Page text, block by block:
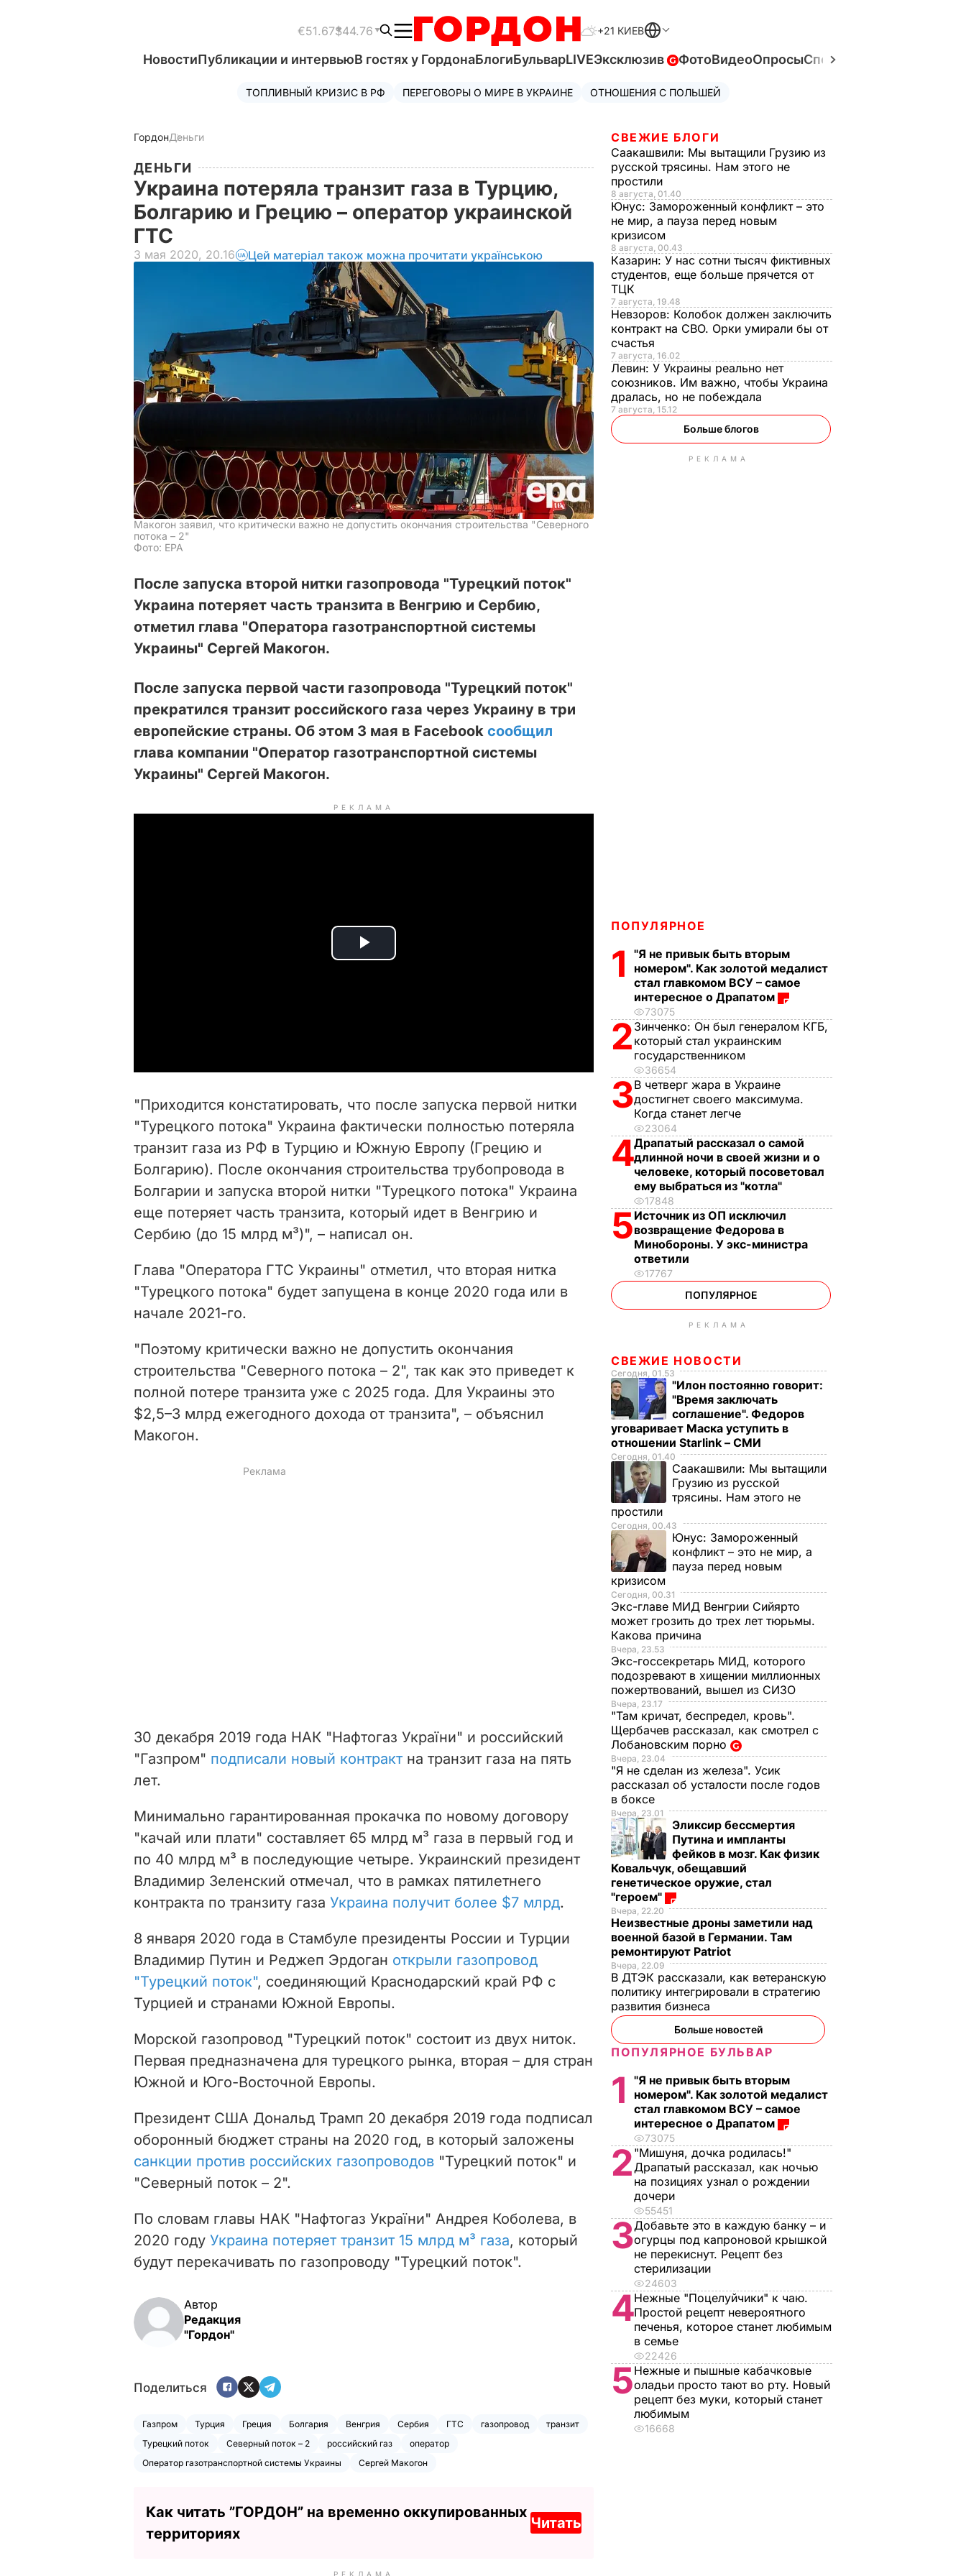
€51.67$44.76 +21 КИЕВ
НовостиПубликации и интервьюВ гостях у ГордонаБлогиБульварLIVEЭксклюзив ФотоВидеоОпросыСпецпроекты
ТОПЛИВНЫЙ КРИЗИС В РФ ПЕРЕГОВОРЫ О МИРЕ В УКРАИНЕ ОТНОШЕНИЯ С ПОЛЬШЕЙ
ГордонДеньги
ДЕНЬГИ
Украина потеряла транзит газа в Турцию,
Болгарию и Грецию – оператор украинской
ГТС
3 мая 2020, 20.16 Цей матеріал також можна прочитати українською
Макогон заявил, что критически важно не допустить окончания строительства "Северного
потока – 2"
Фото: ЕРА
После запуска второй нитки газопровода "Турецкий поток"
Украина потеряет часть транзита в Венгрию и Сербию,
отметил глава "Оператора газотранспортной системы
Украины" Сергей Макогон.
После запуска первой части газопровода "Турецкий поток"
прекратился транзит российского газа через Украину в три
европейские страны. Об этом 3 мая в Facebook сообщил
глава компании "Оператор газотранспортной системы
Украины" Сергей Макогон.
РЕКЛАМА
P
i
d
e
o
"Приходится констатировать, что после запуска первой нитки
"Турецкого потока" Украина фактически полностью потеряла
транзит газа из РФ в Турцию и Южную Европу (Грецию и
Болгарию). После окончания строительства трубопровода в
Болгарии и запуска второй нитки "Турецкого потока" Украина
еще потеряет часть транзита, который идет в Венгрию и
Сербию (до 15 млрд м³)", – написал он.
Глава "Оператора ГТС Украины" отметил, что вторая нитка
"Турецкого потока" будет запущена в конце 2020 года или в
начале 2021-го.
"Поэтому критически важно не допустить окончания
строительства "Северного потока – 2", так как это приведет к
полной потере транзита уже с 2025 года. Для Украины это
$2,5–3 млрд ежегодного дохода от транзита", – объяснил
Макогон.
30 декабря 2019 года НАК "Нафтогаз України" и российский
"Газпром" подписали новый контрактна транзит газа на пять
лет.
Минимально гарантированная прокачка по новому договору
"качай или плати" составляет 65 млрд м³ газа в первый год и
по 40 млрд м³ в последующие четыре. Украинский президент
Владимир Зеленский отмечал, что в рамках пятилетнего
контракта по транзиту газа Украина получит более $7 млрд.
8 января 2020 года в Стамбуле президенты России и Турции
Владимир Путин и Реджеп Эрдоган открыли газопровод
"Турецкий поток", соединяющий Краснодарский край РФ с
Турцией и странами Южной Европы.
Морской газопровод "Турецкий поток" состоит из двух ниток.
Первая предназначена для турецкого рынка, вторая – для стран
Южной и Юго-Восточной Европы.
Президент США Дональд Трамп 20 декабря 2019 года подписал
оборонный бюджет страны на 2020 год, в который заложены
санкции против российских газопроводов "Турецкий поток" и
"Северный поток – 2".
По словам главы НАК "Нафтогаз України" Андрея Коболева, в
2020 году Украина потеряет транзит 15 млрд м³ газа, который
будут перекачивать по газопроводу "Турецкий поток".
Автор
Редакция
"Гордон"
Поделиться
Газпром Турция Греция Болгария Венгрия Сербия ГТС газопровод
транзит
Турецкий поток
Северный поток – 2 российский газ
оператор
Оператор газотранспортной системы Украины
Сергей Макогон
Как читать ”ГОРДОН” на временно оккупированных
территориях
Читать
РЕКЛАМА
СВЕЖИЕ БЛОГИ
Саакашвили: Мы вытащили Грузию из
русской трясины. Нам этого не
простили
8 августа, 01.40
Юнус: Замороженный конфликт – это
не мир, а пауза перед новым
кризисом
8 августа, 00.43
Казарин: У нас сотни тысяч фиктивных
студентов, еще больше прячется от
ТЦК
7 августа, 19.48
Невзоров: Колобок должен заключить
контракт на СВО. Орки умирали бы от
счастья
7 августа, 16.02
Левин: У Украины реально нет
союзников. Им важно, чтобы Украина
дралась, но не побеждала
7 августа, 15.12
Больше блогов
РЕКЛАМА
ПОПУЛЯРНОЕ
1
"Я не привык быть вторым
номером". Как золотой медалист
стал главкомом ВСУ – самое
интересное о Драпатом
73075
2 Зинченко: Он был генералом КГБ,
который стал украинским
государственником
36654
3В четверг жара в Украине
достигнет своего максимума.
Когда станет легче
23064
4Драпатый рассказал о самой
длинной ночи в своей жизни и о
человеке, который посоветовал
ему выбраться из "котла"
17848
5Источник из ОП исключил
возвращение Федорова в
Минобороны. У экс-министра
ответили
17767
ПОПУЛЯРНОЕ
РЕКЛАМА
СВЕЖИЕ НОВОСТИ
Сегодня, 01.53
"Илон постоянно говорит:
"Время заключать
соглашение". Федоров
уговаривает Маска уступить в
отношении Starlink – СМИ
Сегодня, 01.40
Саакашвили: Мы вытащили
Грузию из русской
трясины. Нам этого не
простили
Сегодня, 00.43
Юнус: Замороженный
конфликт – это не мир, а
пауза перед новым
кризисом
Сегодня, 00.31
Экс-главе МИД Венгрии Сийярто
может грозить до трех лет тюрьмы.
Какова причина
Вчера, 23.53
Экс-госсекретарь МИД, которого
подозревают в хищении миллионных
пожертвований, вышел из СИЗО
Вчера, 23.17
"Там кричат, беспредел, кровь".
Щербачев рассказал, как смотрел с
Лобановским порно
Вчера, 23.04
"Я не сделан из железа". Усик
рассказал об усталости после годов
в боксе
Вчера, 23.01
Эликсир бессмертия
Путина и импланты
фейков в мозг. Как физик
Ковальчук, обещавший
генетическое оружие, стал
"героем"
Вчера, 22.20
Неизвестные дроны заметили над
военной базой в Германии. Там
ремонтируют Patriot
Вчера, 22.09
В ДТЭК рассказали, как ветеранскую
политику интегрировали в стратегию
развития бизнеса
Больше новостей
ПОПУЛЯРНОЕ БУЛЬВАР
1
"Я не привык быть вторым
номером". Как золотой медалист
стал главкомом ВСУ – самое
интересное о Драпатом
73075
2 "Мишуня, дочка родилась!"
Драпатый рассказал, как ночью
на позициях узнал о рождении
дочери
55451
3Добавьте это в каждую банку – и
огурцы под капроновой крышкой
не перекиснут. Рецепт без
стерилизации
24603
4Нежные "Поцелуйчики" к чаю.
Простой рецепт невероятного
печенья, которое станет любимым
в семье
22426
5Нежные и пышные кабачковые
оладьи просто тают во рту. Новый
рецепт без муки, который станет
любимым
16668